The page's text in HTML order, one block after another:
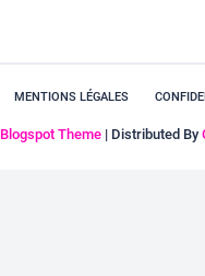
MENTIONS LÉGALES
Blogspot Theme | Distributed By